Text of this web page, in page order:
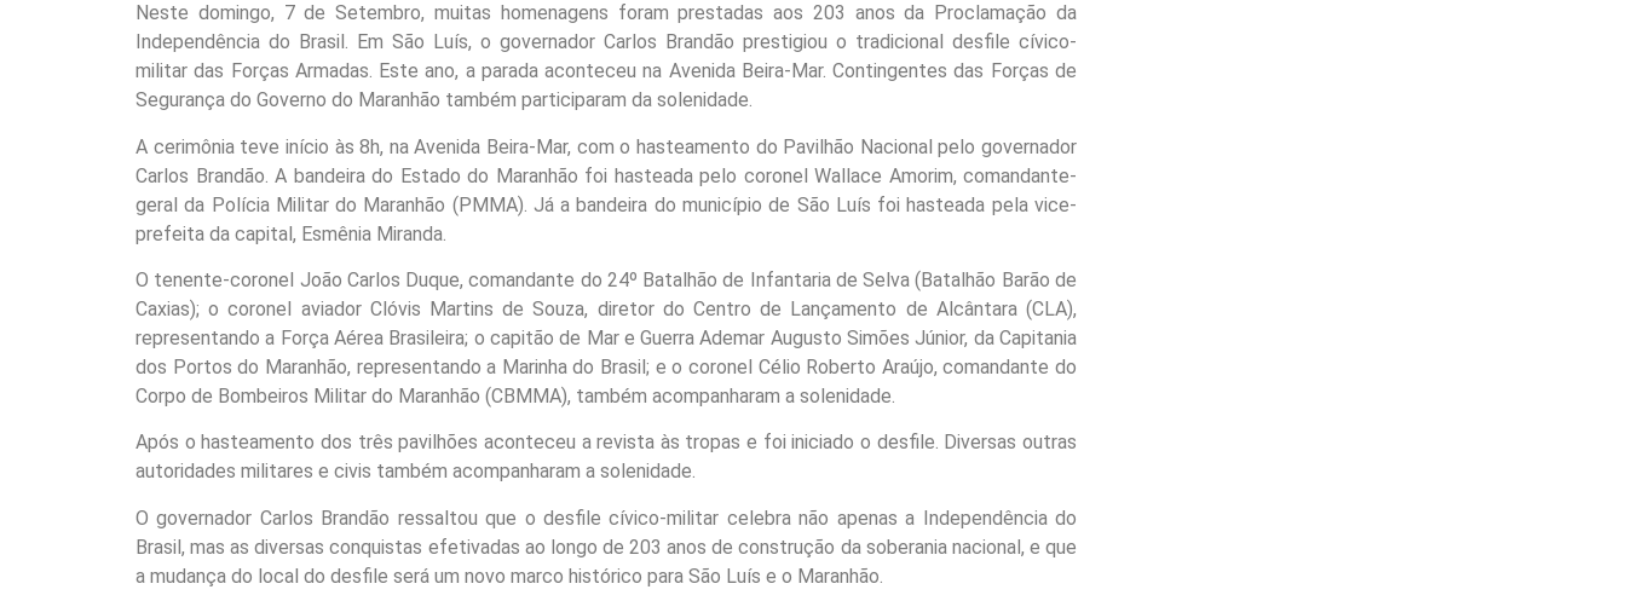
Neste domingo, 7 de Setembro, muitas homenagens foram prestadas aos 203 anos da Proclamação da
Independência do Brasil. Em São Luís, o governador Carlos Brandão prestigiou o tradicional desfile cívico-
militar das Forças Armadas. Este ano, a parada aconteceu na Avenida Beira-Mar. Contingentes das Forças de
Segurança do Governo do Maranhão também participaram da solenidade.
A cerimônia teve início às 8h, na Avenida Beira-Mar, com o hasteamento do Pavilhão Nacional pelo governador
Carlos Brandão. A bandeira do Estado do Maranhão foi hasteada pelo coronel Wallace Amorim, comandante-
geral da Polícia Militar do Maranhão (PMMA). Já a bandeira do município de São Luís foi hasteada pela vice-
prefeita da capital, Esmênia Miranda.
O tenente-coronel João Carlos Duque, comandante do 24º Batalhão de Infantaria de Selva (Batalhão Barão de
Caxias); o coronel aviador Clóvis Martins de Souza, diretor do Centro de Lançamento de Alcântara (CLA),
representando a Força Aérea Brasileira; o capitão de Mar e Guerra Ademar Augusto Simões Júnior, da Capitania
dos Portos do Maranhão, representando a Marinha do Brasil; e o coronel Célio Roberto Araújo, comandante do
Corpo de Bombeiros Militar do Maranhão (CBMMA), também acompanharam a solenidade.
Após o hasteamento dos três pavilhões aconteceu a revista às tropas e foi iniciado o desfile. Diversas outras
autoridades militares e civis também acompanharam a solenidade.
O governador Carlos Brandão ressaltou que o desfile cívico-militar celebra não apenas a Independência do
Brasil, mas as diversas conquistas efetivadas ao longo de 203 anos de construção da soberania nacional, e que
a mudança do local do desfile será um novo marco histórico para São Luís e o Maranhão.